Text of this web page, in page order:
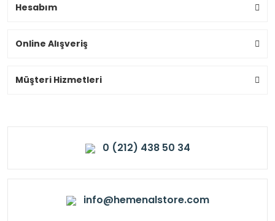
Hesabım
Online Alışveriş
Müşteri Hizmetleri
0 (212) 438 50 34
info@hemenalstore.com